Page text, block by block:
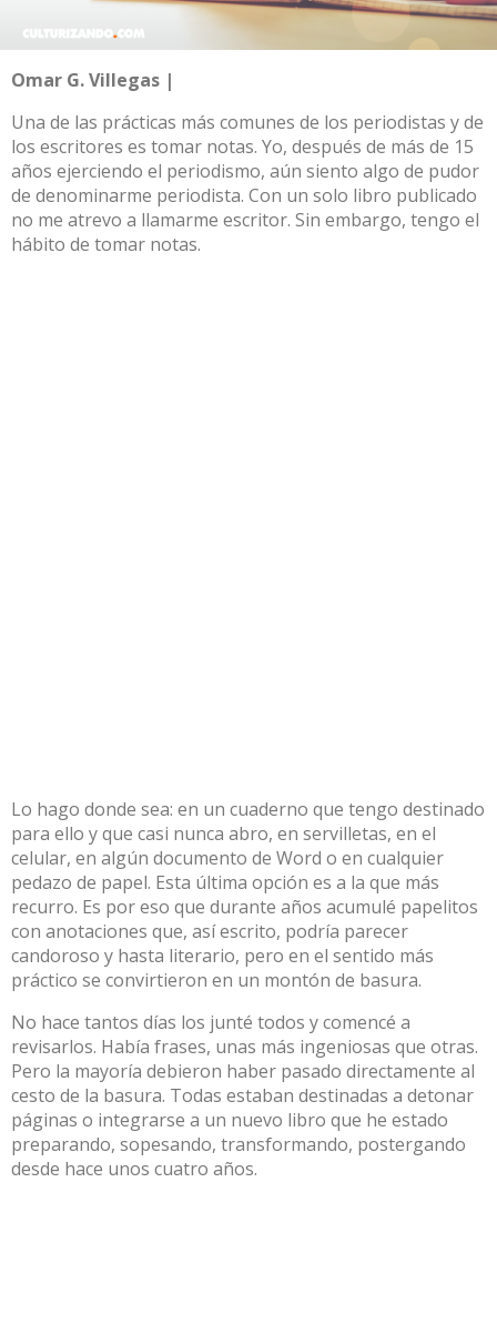
Omar G. Villegas |
Una de las prácticas más comunes de los periodistas y de
los escritores es tomar notas. Yo, después de más de 15
años ejerciendo el periodismo, aún siento algo de pudor
de denominarme periodista. Con un solo libro publicado
no me atrevo a llamarme escritor. Sin embargo, tengo el
hábito de tomar notas.
Lo hago donde sea: en un cuaderno que tengo destinado
para ello y que casi nunca abro, en servilletas, en el
celular, en algún documento de Word o en cualquier
pedazo de papel. Esta última opción es a la que más
recurro. Es por eso que durante años acumulé papelitos
con anotaciones que, así escrito, podría parecer
candoroso y hasta literario, pero en el sentido más
práctico se convirtieron en un montón de basura.
No hace tantos días los junté todos y comencé a
revisarlos. Había frases, unas más ingeniosas que otras.
Pero la mayoría debieron haber pasado directamente al
cesto de la basura. Todas estaban destinadas a detonar
páginas o integrarse a un nuevo libro que he estado
preparando, sopesando, transformando, postergando
desde hace unos cuatro años.